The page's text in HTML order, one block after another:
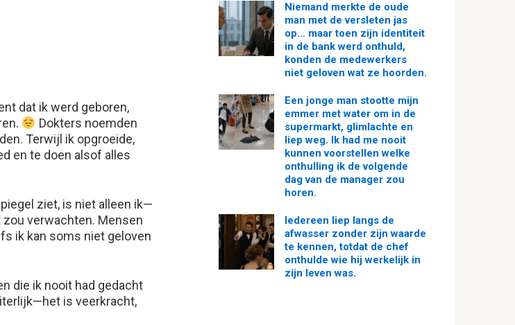
dat ik werd geboren,
Dokters noemden
Terwijl ik opgroeide,
en te doen alsof alles
ziet, is niet alleen ik—
verwachten. Mensen
ik kan soms niet geloven
die ik nooit had gedacht
is veerkracht,
Niemand merkte de oude
man met de versleten jas
op… maar toen zijn identiteit
in de bank werd onthuld,
konden de medewerkers
niet geloven wat ze hoorden.
Een jonge man stootte mijn
emmer met water om in de
supermarkt, glimlachte en
liep weg. Ik had me nooit
kunnen voorstellen welke
onthulling ik de volgende
dag van de manager zou
horen.
Iedereen liep langs de
afwasser zonder zijn waarde
te kennen, totdat de chef
onthulde wie hij werkelijk in
zijn leven was.